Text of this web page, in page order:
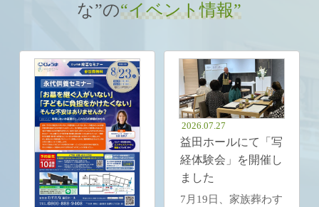
な”の“イベント情報”
2026.07.27
益田ホールにて「写
経体験会」を開催し
ました
7月19日、家族葬わす